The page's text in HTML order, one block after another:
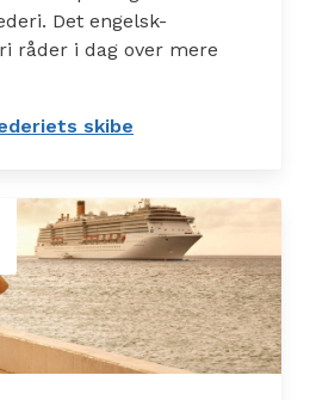
Det engelsk-
råder i dag over mere
Cruise Line
skibe